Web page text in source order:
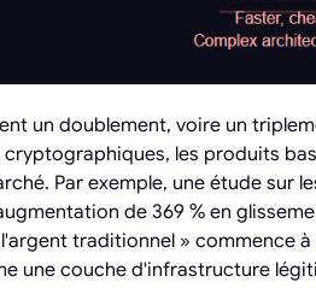
un doublement, voire un
les produits
Par exemple, une étude sur
de 369 % en
traditionnel » commence
une couche d'infrastructure